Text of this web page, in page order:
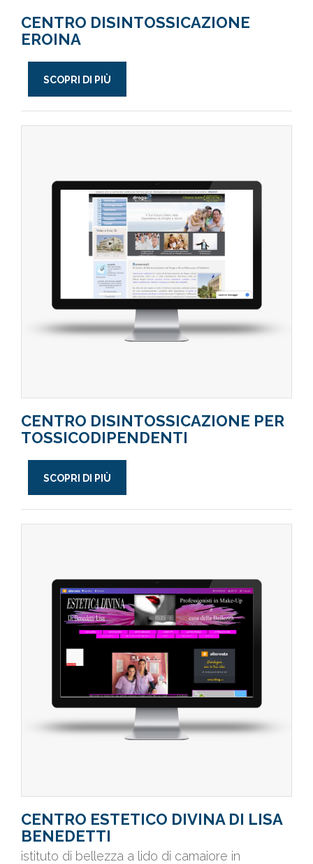
CENTRO DISINTOSSICAZIONE
EROINA
SCOPRI DI PIÙ
CENTRO DISINTOSSICAZIONE PER
TOSSICODIPENDENTI
SCOPRI DI PIÙ
CENTRO ESTETICO DIVINA DI LISA
BENEDETTI
istituto di bellezza a lido di camaiore in